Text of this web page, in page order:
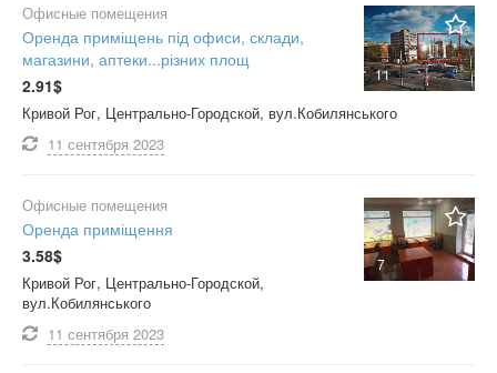
11
Офисные помещения
Оренда приміщень під офиси, склади,
магазини, аптеки...різних площ
2.91$
Кривой Рог, Центрально-Городской, вул.Кобилянського
11 сентября 2023
7
Офисные помещения
Оренда приміщення
3.58$
Кривой Рог, Центрально-Городской,
вул.Кобилянського
11 сентября 2023